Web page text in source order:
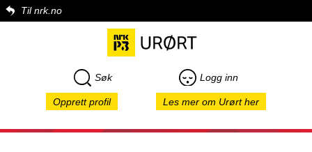
Til nrk.no
Søk Logg inn
Opprett profil Les mer om Urørt her